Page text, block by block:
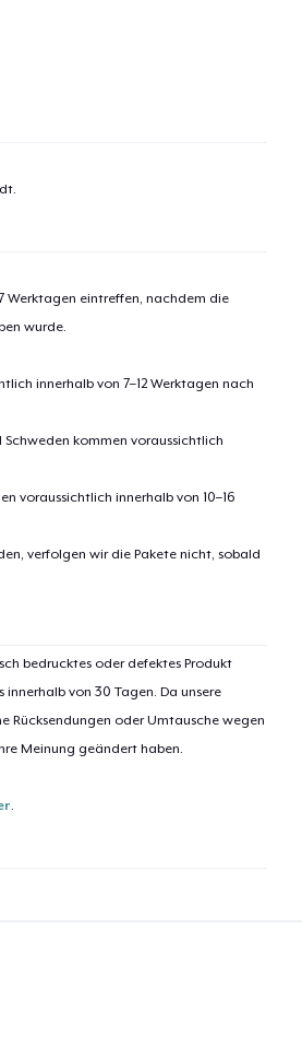
Werktagen eintreffen, nachdem die
wurde.
innerhalb von 7–12 Werktagen nach
kommen voraussichtlich
voraussichtlich innerhalb von 10–16
verfolgen wir die Pakete nicht, sobald
bedrucktes oder defektes Produkt
von 30 Tagen. Da unsere
Rücksendungen oder Umtausche wegen
Meinung geändert haben.
.
gehen
Pullover Hoodie
Crewneck Sweatshirt